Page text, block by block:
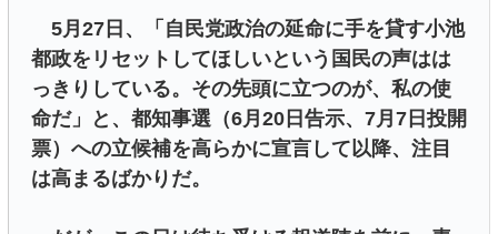
5月27日、「自民党政治の延命に手を貸す小池
都政をリセットしてほしいという国民の声はは
っきりしている。その先頭に立つのが、私の使
命だ」と、都知事選（6月20日告示、7月7日投開
票）への立候補を高らかに宣言して以降、注目
は高まるばかりだ。